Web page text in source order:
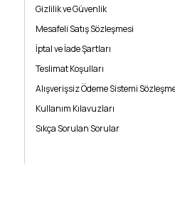
Yorum YazGizlilik ve Güvenlik
Mesafeli Satış Sözleşmesi
İptal ve İade Şartları
Teslimat Koşulları
Alışverişsiz Ödeme Sistemi
Kullanım Kılavuzları
Sıkça Sorulan Sorular